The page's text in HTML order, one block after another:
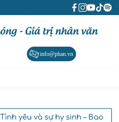
- Giá trị nhân văn
info@phan.vn
yêu và sự hy sinh – Bao